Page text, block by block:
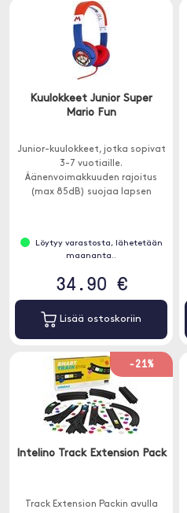
Kuulokkeet Junior Super
Mario Fun
Junior-kuulokkeet, jotka sopivat
3-7 vuotiaille.
Äänenvoimakkuuden rajoitus
(max 85dB) suojaa lapsen
Löytyy varastosta, lähetetään
maananta..
34.90 €
Lisää ostoskoriin
-21%
Intelino Track Extension Pack
Track Extension Packin avulla